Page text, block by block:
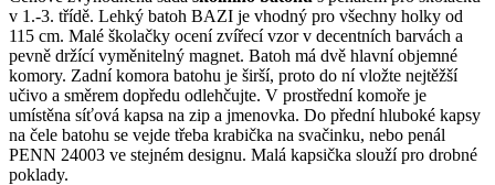
v 1.-3. třídě. Lehký batoh BAZI je vhodný pro všechny holky od
115 cm. Malé školačky ocení zvířecí vzor v decentních barvách a
pevně držící vyměnitelný magnet. Batoh má dvě hlavní objemné
komory. Zadní komora batohu je širší, proto do ní vložte nejtěžší
učivo a směrem dopředu odlehčujte. V prostřední komoře je
umístěna síťová kapsa na zip a jmenovka. Do přední hluboké kapsy
na čele batohu se vejde třeba krabička na svačinku, nebo penál
PENN 24003 ve stejném designu. Malá kapsička slouží pro drobné
poklady.